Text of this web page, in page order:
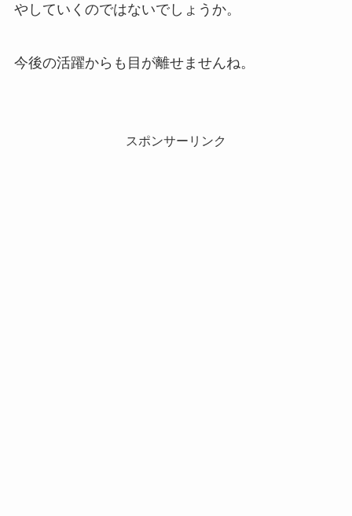
やしていくのではないでしょうか。
今後の活躍からも目が離せませんね。
スポンサーリンク